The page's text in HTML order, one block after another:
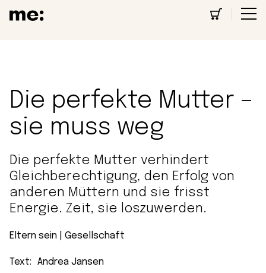
Die perfekte Mutter –
sie muss weg
Die perfekte Mutter verhindert
Gleichberechtigung, den Erfolg von
anderen Müttern und sie frisst
Energie. Zeit, sie loszuwerden.
Eltern sein Gesellschaft
Text: Andrea Jansen